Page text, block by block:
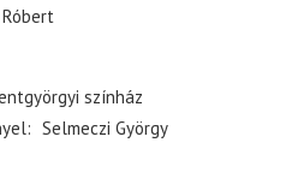
színház
Selmeczi György